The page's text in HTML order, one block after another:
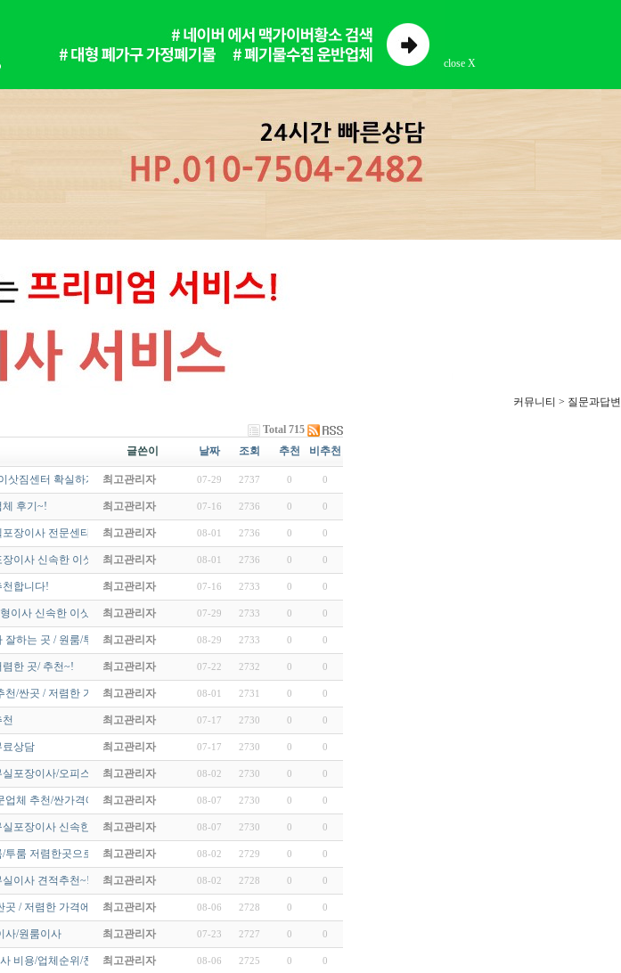
close X
커뮤니티 > 질문과답변
Total 715
글쓴이 날짜 조회 추천 비추천
짐센터 확실하게 최고관리자 07-29 2737 0 0
후기~! 최고관리자 07-16 2736 0 0
장이사 전문센타/추천 비용 싼…
최고관리자 08-01 2736 0 0
이사 신속한 이삿짐센터 확실…
최고관리자 08-01 2736 0 0
천합니다! 최고관리자 07-16 2733 0 0
이사 신속한 이삿짐센터 추천…
최고관리자 07-29 2733 0 0
잘하는 곳 / 원룸/투룸 무료방…
최고관리자 08-29 2733 0 0
한 곳/ 추천~! 최고관리자 07-22 2732 0 0
천/싼곳 / 저렴한 가격에 해결…
최고관리자 08-01 2731 0 0
최고관리자 07-17 2730 0 0
료상담 최고관리자 07-17 2730 0 0
포장이사/오피스텔이사 방문견…
최고관리자 08-02 2730 0 0
체 추천/싼가격에 해결하세요…
최고관리자 08-07 2730 0 0
포장이사 신속한 이삿짐센터 …
최고관리자 08-07 2730 0 0
투룸 저렴한곳으로 알아보세요!
최고관리자 08-02 2729 0 0
이사 견적추천~! 최고관리자 08-02 2728 0 0
곳 / 저렴한 가격에 해결하세요…
최고관리자 08-06 2728 0 0
사/원룸이사 최고관리자 07-23 2727 0 0
비용/업체순위/친절하고 잘하…
최고관리자 08-06 2725 0 0